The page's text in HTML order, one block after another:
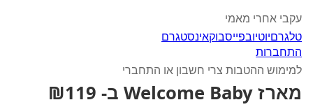
עקבי אחרי מאמי
טלגרםיוטיובפייסבוקאינסטגרם
התחברות
למימוש ההטבות צרי חשבון או התחברי
מארז Welcome Baby ב- ₪119